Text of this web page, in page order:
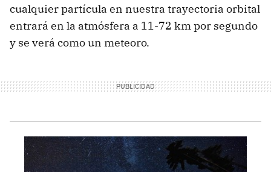
cualquier partícula en nuestra trayectoria orbital
entrará en la atmósfera a 11-72 km por segundo
y se verá como un meteoro.